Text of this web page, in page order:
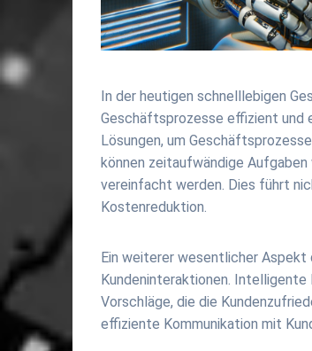
In der heutigen schnelllebigen
Geschäftsprozesse effizient
Lösungen, um
können zeitaufwändige
vereinfacht werden. Dies führt
Kostenreduktion.
Ein weiterer wesentlicher
Kundeninteraktionen.
Vorschläge, die die
effiziente Kommunikation mit